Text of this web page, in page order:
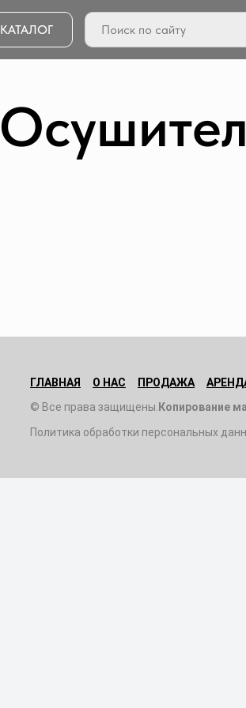
КАТАЛОГ
ГЛАВНАЯ О НАС ПРОДАЖА
© Все права защищены. Копирование
Политика обработки персональных